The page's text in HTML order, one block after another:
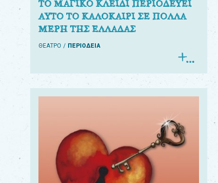
ΤΟ ΜΑΓΙΚΟ ΚΛΕΙΔΙ ΠΕΡΙΟΔΕΥΕΙ
ΑΥΤΟ ΤΟ ΚΑΛΟΚΑΙΡΙ ΣΕ ΠΟΛΛΑ
ΜΕΡΗ ΤΗΣ ΕΛΛΑΔΑΣ
ΘΕΑΤΡΟ ΠΕΡΙΟΔΕΙΑ